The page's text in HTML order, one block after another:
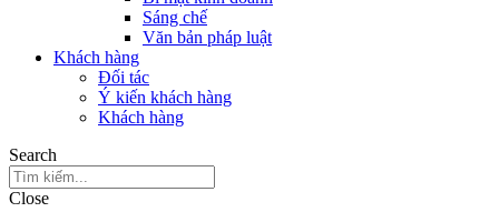
Sáng chế
Văn bản pháp luật
Khách hàng
Đối tác
Ý kiến khách hàng
Khách hàng
Search
Close